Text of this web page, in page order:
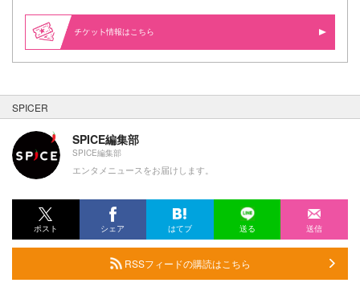
情報はこちら
SPICER
SPICE編集部
SPICE編集部
エンタメニュースをお届けします。
ポスト シェア はてブ 送る 送信
RSSフィードの購読はこちら